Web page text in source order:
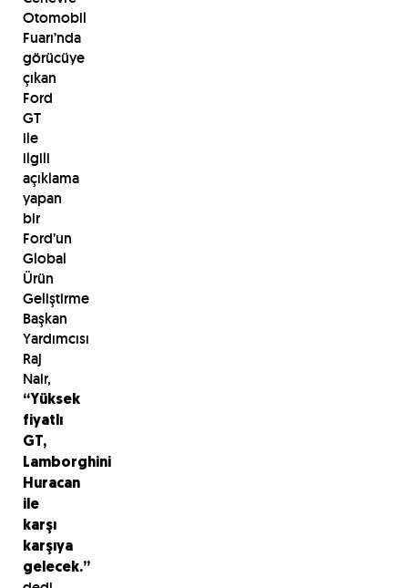
Otomobil
Fuarı’nda
görücüye
çıkan
Ford
GT
ile
ilgili
açıklama
yapan
bir
Ford’un
Global
Ürün
Geliştirme
Başkan
Yardımcısı
Raj
Nair,
“Yüksek
fiyatlı
GT,
Lamborghini
Huracan
ile
karşı
karşıya
gelecek.”